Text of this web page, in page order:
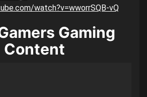
watch?v=wworrSQB-vQ
Gaming
Content